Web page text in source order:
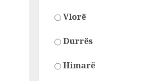
Vlorë
Durrës
Himarë